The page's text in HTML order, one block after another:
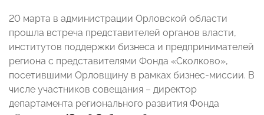
20 марта в администрации Орловской области
прошла встреча представителей органов власти,
институтов поддержки бизнеса и предпринимателей
региона с представителями Фонда «Сколково»,
посетившими Орловщину в рамках бизнес-миссии. В
числе участников совещания – директор
департамента регионального развития Фонда